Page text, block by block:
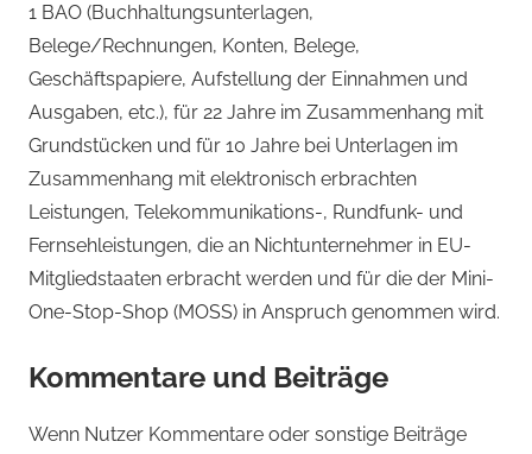
1 BAO (Buchhaltungsunterlagen,
Belege/Rechnungen, Konten, Belege,
Geschäftspapiere, Aufstellung der Einnahmen und
Ausgaben, etc.), für 22 Jahre im Zusammenhang mit
Grundstücken und für 10 Jahre bei Unterlagen im
Zusammenhang mit elektronisch erbrachten
Leistungen, Telekommunikations-, Rundfunk- und
Fernsehleistungen, die an Nichtunternehmer in EU-
Mitgliedstaaten erbracht werden und für die der Mini-
One-Stop-Shop (MOSS) in Anspruch genommen wird.
Kommentare und Beiträge
Wenn Nutzer Kommentare oder sonstige Beiträge